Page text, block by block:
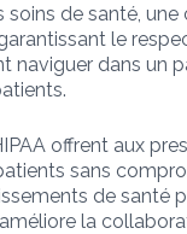
de santé,
le
naviguer dans un
offrent aux
sans
de santé
la